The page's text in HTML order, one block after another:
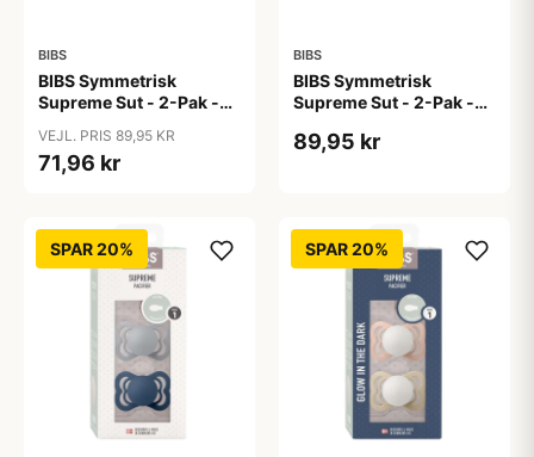
BIBS
BIBS Symmetrisk
Supreme Sut - 2-Pak -
Pink/Plum
VEJL. PRIS 89,95 KR
71,96 kr
BIBS
BIBS Symmetrisk
Supreme Sut - 2-Pak -
Blossom/Dusky Lilac
89,95 kr
SPAR 20% SPAR 20%